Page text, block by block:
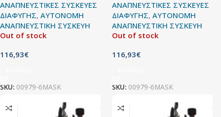
ΑΝΑΠΝΕΥΣΤΙΚΕΣ ΣΥΣΚΕΥΕΣ
ΔΙΑΦΥΓΗΣ, ΑΥΤΟΝΟΜΗ
ΑΝΑΠΝΕΥΣΤΙΚΗ ΣΥΣΚΕΥΗ
Out of stock
116,93€
SKU: 00979-6MASK
ΑΝΑΠΝΕΥΣΤΙΚΕΣ ΣΥΣΚΕΥΕΣ
ΔΙΑΦΥΓΗΣ, ΑΥΤΟΝΟΜΗ
ΑΝΑΠΝΕΥΣΤΙΚΗ ΣΥΣΚΕΥΗ
Out of stock
116,93€
SKU: 00979-6MASK